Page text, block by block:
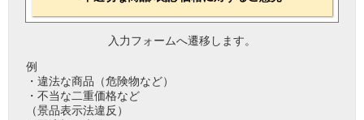
入力フォームへ遷移します。
例
・違法な商品（危険物など）
・不当な二重価格など
（景品表示法違反）